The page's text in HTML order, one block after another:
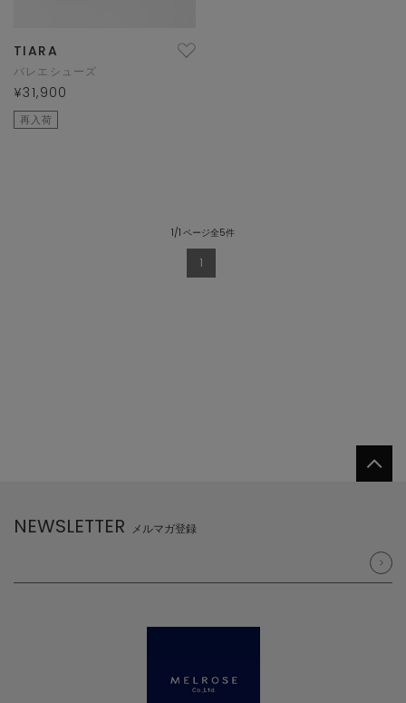
TIARA
バレエシューズ
¥31,900
再入荷
1/1 ページ全5件
1
NEWSLETTER メルマガ登録